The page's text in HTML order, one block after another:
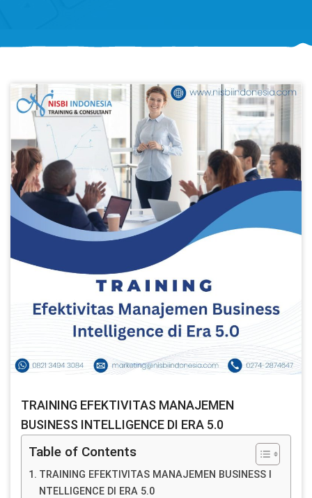
TRAINING EFEKTIVITAS MANAJEMEN
BUSINESS INTELLIGENCE DI ERA 5.0
Table of Contents
TRAINING EFEKTIVITAS MANAJEMEN BUSINESS I
NTELLIGENCE DI ERA 5.0